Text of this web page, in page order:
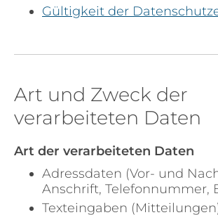
Gültigkeit der
Art und Zweck der
verarbeiteten Daten
Art der verarbeiteten Daten
Adressdaten (Vor- und
Anschrift, Telefonnummer,
Texteingaben